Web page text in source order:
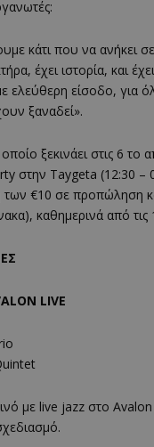
κάτι που να ανήκει
έχει ιστορία, και
ελεύθερη είσοδο, για
ξαναδεί».
ξεκινάει στις 6 το
στην Taygeta (12:30 –
των €10 σε προπώληση
καθημερινά από τις
LIVE
με live jazz στο